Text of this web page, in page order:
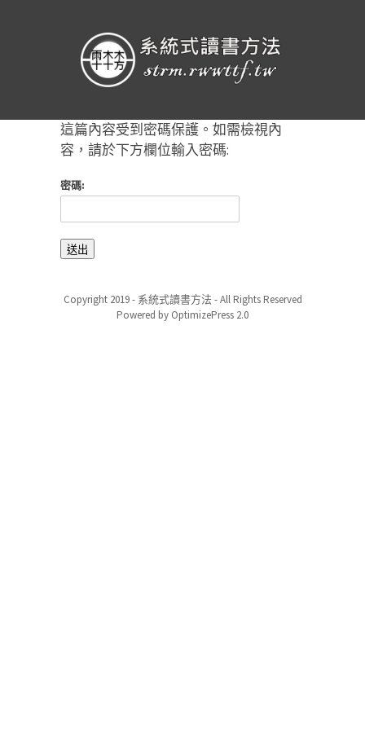
這篇內容受到密碼保護。如需檢視內
容，請於下方欄位輸入密碼:
密碼:
Copyright 2019 - 系統式讀書方法 - All Rights Reserved
Powered by OptimizePress 2.0